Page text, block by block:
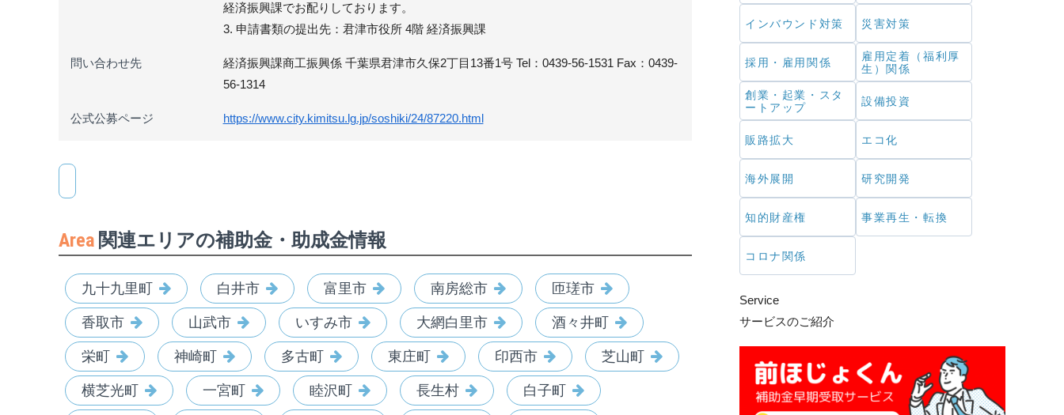
経済振興課でお配りしております。
3. 申請書類の提出先：君津市役所 4階 経済振興課
問い合わせ先
経済振興課商工振興係 千葉県君津市久保2丁目13番1号 Tel：0439-56-1531 Fax：0439-
56-1314
公式公募ページ https://www.city.kimitsu.lg.jp/soshiki/24/87220.html
Area 関連エリアの補助金・助成金情報
九十九里町 白井市 富里市 南房総市 匝瑳市
香取市 山武市 いすみ市 大網白里市 酒々井町
栄町 神崎町 多古町 東庄町 印西市 芝山町
横芝光町 一宮町 睦沢町 長生村 白子町
インバウンド対策 災害対策
採用・雇用関係
雇用定着（福利厚
生）関係
創業・起業・スタ
ートアップ
設備投資
販路拡大 エコ化
海外展開 研究開発
知的財産権 事業再生・転換
コロナ関係
Service
サービスのご紹介